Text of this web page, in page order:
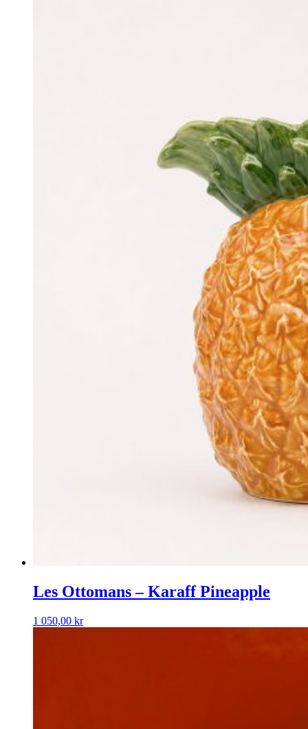
Les Ottomans – Karaff Pineapple
1 050,00 kr